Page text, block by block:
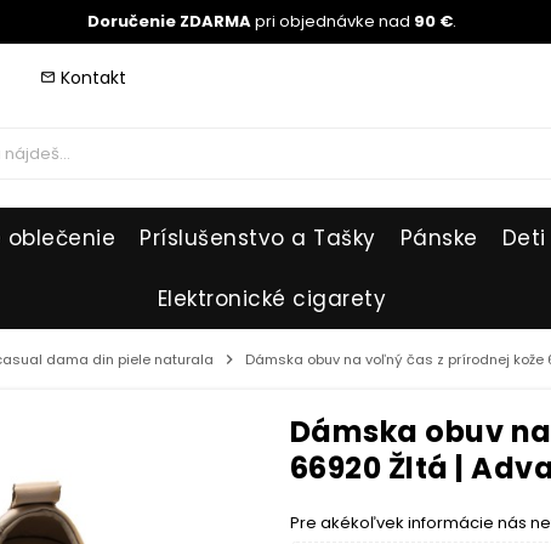
Doručenie ZDARMApri objednávke nad 90 €.
mail_outline Kontakt
oblečenie Príslušenstvo a Tašky Pánske Deti
Elektronické cigarety
dama din piele naturala chevron_right Dámska obuv na voľný čas z prírodnej
Dámska obuv
66920 Žltá |
Pre akékoľvek informácie nás